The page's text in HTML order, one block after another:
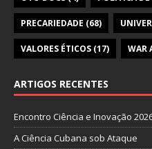
PRECARIEDADE (68)
VALORES ÉTICOS (17) WAR
ARTIGOS RECENTES
Encontro Ciência e Inovação
A Ciência Cubana sob Ataque